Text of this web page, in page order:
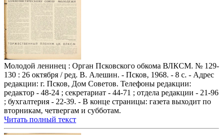
Молодой ленинец : Орган Псковского обкома ВЛКСМ. № 129-
130 : 26 октября / ред. В. Алешин. - Псков, 1968. - 8 с. - Адрес
редакции: г. Псков, Дом Советов. Телефоны редакции:
редактор - 48-24 ; секретариат - 44-71 ; отдела редакции - 21-96
; бухгалтерия - 22-39. - В конце страницы: газета выходит по
вторникам, четвергам и субботам.
Читать полный текст